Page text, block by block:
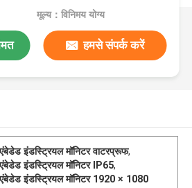
मूल्य：विनिमय योग्य
हमसे संपर्क करें
एंबेडेड इंडस्ट्रियल मॉनिटर वाटरप्रूफ,
एंबेडेड इंडस्ट्रियल मॉनिटर IP65,
एंबेडेड इंडस्ट्रियल मॉनिटर 1920 × 1080